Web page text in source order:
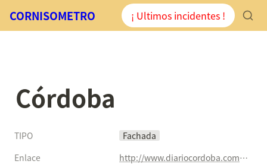
CORNISOMETRO ¡ Ultimos incidentes !
Córdoba
TIPO
Fachada
Enlace
http://www.diariocordoba.com/noticias/cordobalocal/desprende-parte-fachada-uno-bloques-caracol-avenida-cadiz_1178823.html